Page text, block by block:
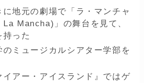
に地元の劇場で「ラ・マンチャ
Mancha)」の舞台を見て、
持った
のミュージカルシアター学部を
イアー・アイスランド』ではゲ